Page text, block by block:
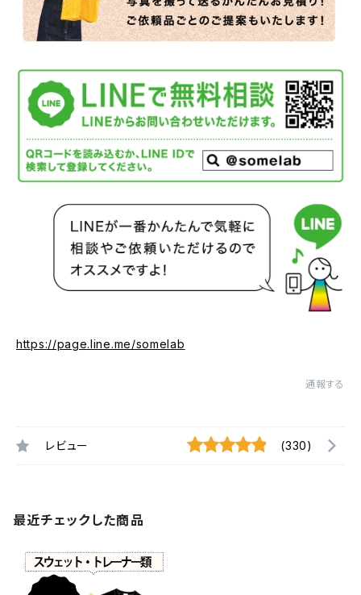
https://page.line.me/somelab
通報する
レビュー (330)
最近チェックした商品